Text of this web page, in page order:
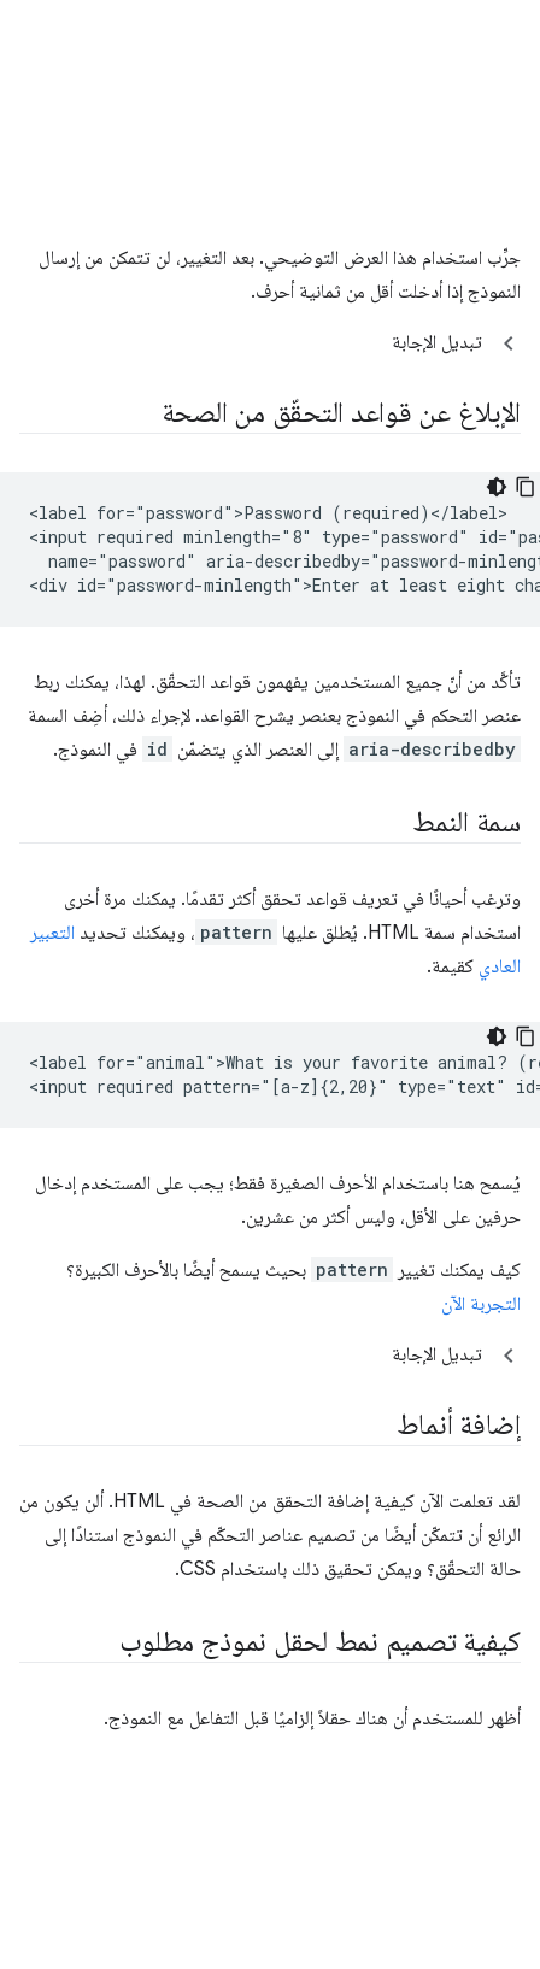
جرِّب استخدام هذا العرض التوضيحي. بعد التغيير، لن تتمكن من إرسال
النموذج إذا أدخلت أقل من ثمانية أحرف.
تبديل الإجابة
الإبلاغ عن قواعد التحقّق من الصحة
<label for="password">Password (required)</label>
<input required minlength="8" type="password"
name="password" aria-describedby="password-
تأكَّد من أنّ جميع المستخدمين يفهمون قواعد التحقّق. لهذا، يمكنك ربط
عنصر التحكم في النموذج بعنصر يشرح القواعد. لإجراء ذلك، أضِف السمة
aria-describedby إلى العنصر الذي يتضمّن id في النموذج.
سمة النمط
وترغب أحيانًا في تعريف قواعد تحقق أكثر تقدمًا. يمكنك مرة أخرى
استخدام سمة HTML. يُطلق عليها
pattern ، ويمكنك تحديد التعبير
العادي كقيمة.
<label for="animal">What is your favorite animal?
يُسمح هنا باستخدام الأحرف الصغيرة فقط؛ يجب على المستخدم إدخال
حرفين على الأقل، وليس أكثر من عشرين.
كيف يمكنك تغيير pattern بحيث يسمح أيضًا بالأحرف الكبيرة؟
التجربة الآن
تبديل الإجابة
إضافة أنماط
لقد تعلمت الآن كيفية إضافة التحقق من الصحة في HTML. ألن يكون من
الرائع أن تتمكّن أيضًا من تصميم عناصر التحكّم في النموذج استنادًا إلى
حالة التحقّق؟ ويمكن تحقيق ذلك باستخدام CSS.
كيفية تصميم نمط لحقل نموذج مطلوب
أظهر للمستخدم أن هناك حقلاً إلزاميًا قبل التفاعل مع النموذج.